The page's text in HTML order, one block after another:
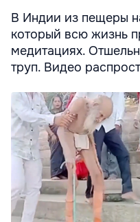
В Индии из пещеры
который всю жизнь
медитациях.
труп. Видео